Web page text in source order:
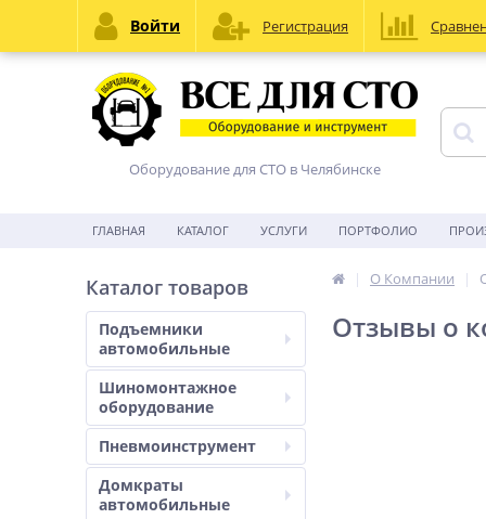
Оборудование для СТО в Челябинске
ГЛАВНАЯ КАТАЛОГ УСЛУГИ ПОРТФОЛИО
Каталог товаров
Подъемники
автомобильные
Шиномонтажное
оборудование
Пневмоинструмент
Домкраты
автомобильные
О Компании
Отзывы о
Войти Регистрация